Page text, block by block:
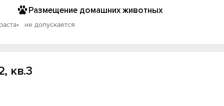
Размещение домашних животных
не допускается
кв.3